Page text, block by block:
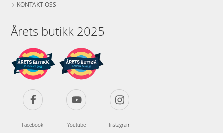
KONTAKT OSS
Årets butikk 2025
Facebook Youtube Instagram